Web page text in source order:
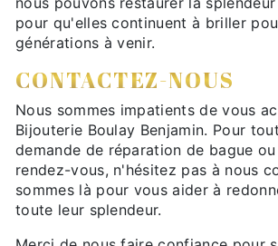
pour qu'elles continuent à briller
générations à venir.
CONTACTEZ-NOUS
Nous sommes impatients de vous
Bijouterie Boulay Benjamin. Pour
demande de réparation de bague
rendez-vous, n'hésitez pas à nous
sommes là pour vous aider à
toute leur splendeur.